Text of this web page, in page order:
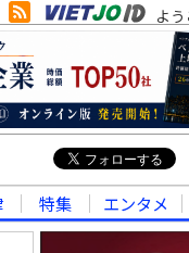
よ
特集 エンタメ